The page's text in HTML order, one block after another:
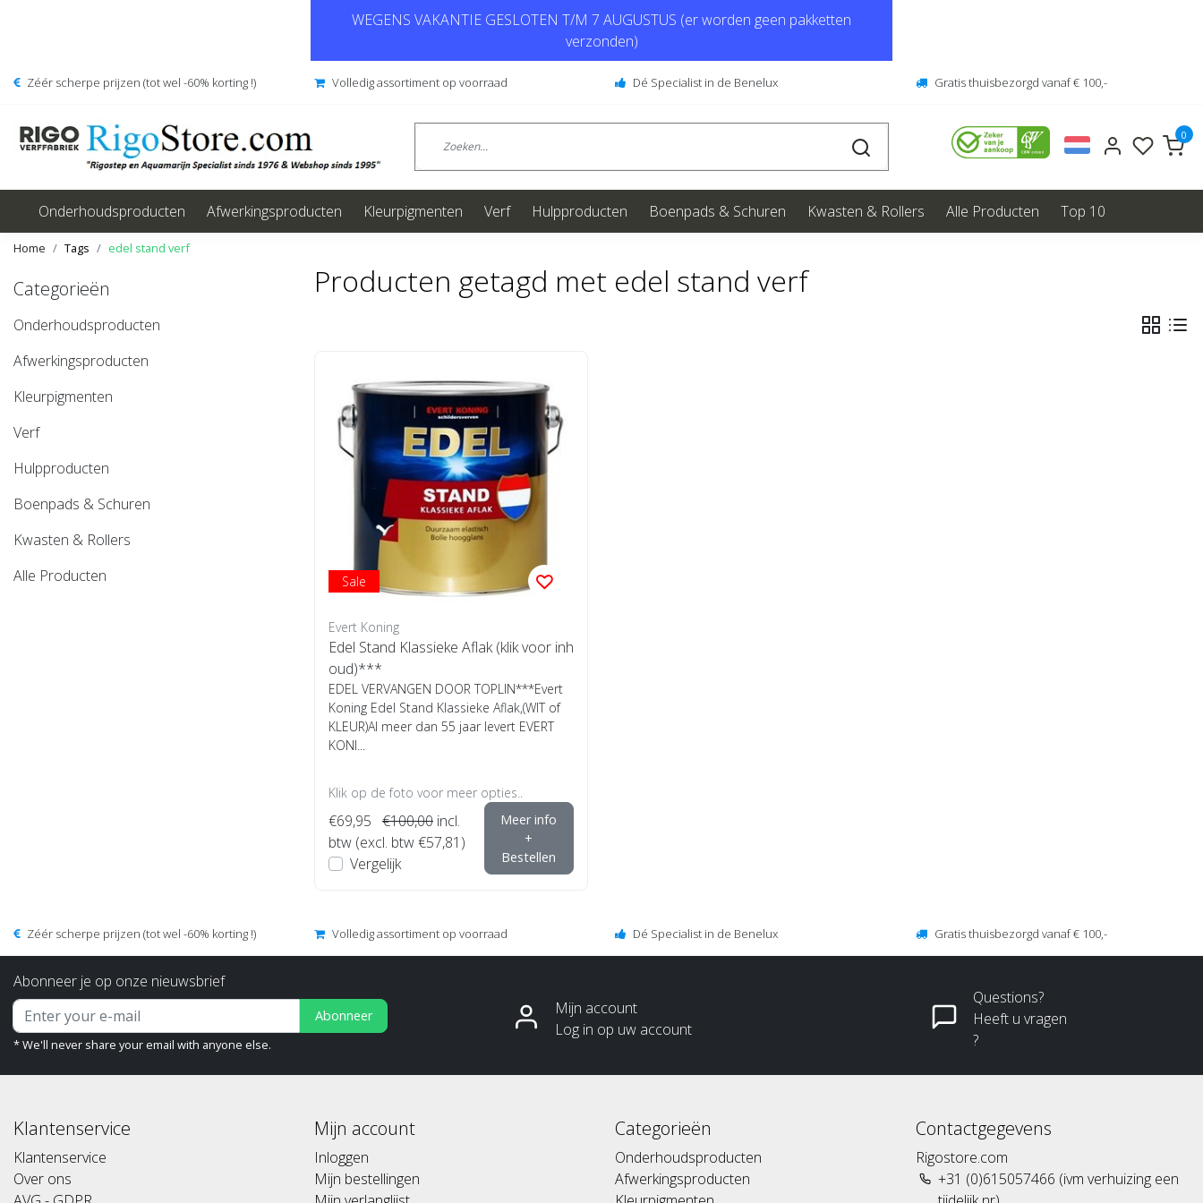
WEGENS VAKANTIE GESLOTEN T/M 7 AUGUSTUS (er worden geen pakketten
verzonden)
Zéér scherpe prijzen (tot wel -60% korting !) Volledig assortiment op voorraad Dé Specialist in de Benelux Gratis thuisbezorgd vanaf € 100,-
0
Onderhoudsproducten Afwerkingsproducten Kleurpigmenten Verf Hulpproducten Boenpads & Schuren Kwasten & Rollers Alle Producten Top 10
Home Tags edel stand verf
Categorieën
Onderhoudsproducten
Afwerkingsproducten
Kleurpigmenten
Verf
Hulpproducten
Boenpads & Schuren
Kwasten & Rollers
Alle Producten
Producten getagd met edel stand verf
Sale
Evert Koning
Edel Stand Klassieke Aflak (klik voor inh
oud)***
EDEL VERVANGEN DOOR TOPLIN***Evert
Koning Edel Stand Klassieke Aflak,(WIT of
KLEUR)Al meer dan 55 jaar levert EVERT
KONI...
Klik op de foto voor meer opties..
€69,95 €100,00 incl.
btw (excl. btw €57,81)
Vergelijk
Meer info
+
Bestellen
Zéér scherpe prijzen (tot wel -60% korting !) Volledig assortiment op voorraad Dé Specialist in de Benelux Gratis thuisbezorgd vanaf € 100,-
Abonneer je op onze nieuwsbrief
Abonneer
* We'll never share your email with anyone else.
Mijn account
Log in op uw account
Questions?
Heeft u vragen
?
Klantenservice
Klantenservice
Over ons
Mijn account
Inloggen
Mijn bestellingen
Categorieën
Onderhoudsproducten
Afwerkingsproducten
Contactgegevens
Rigostore.com
+31 (0)615057466 (ivm verhuizing een